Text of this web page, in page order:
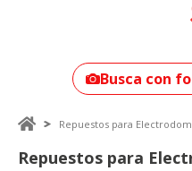
tu
Busca con
Repuestos para
Repuestos para